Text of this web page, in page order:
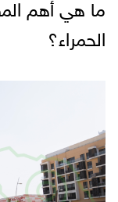
ما هي أهم
الحمراء؟